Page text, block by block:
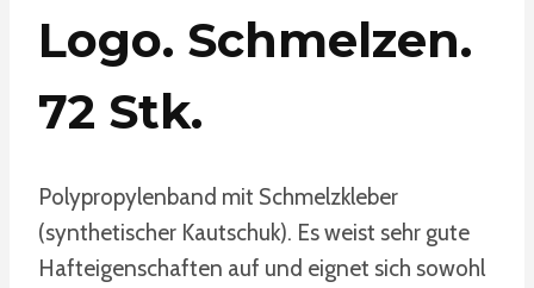
Logo. Schmelzen.
72 Stk.
Polypropylenband mit Schmelzkleber
(synthetischer Kautschuk). Es weist sehr gute
Hafteigenschaften auf und eignet sich sowohl